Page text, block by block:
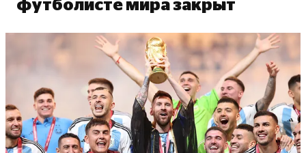
футболисте мира закрыт